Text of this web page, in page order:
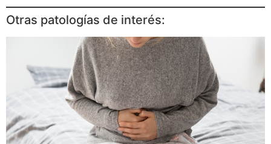
Otras patologías de interés: